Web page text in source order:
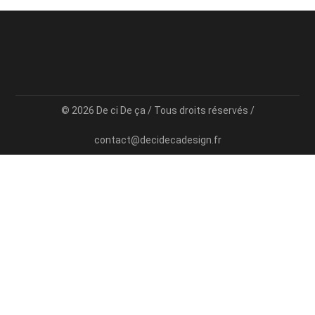
© 2026 De ci De ça / Tous droits réservés /
contact@decidecadesign.fr